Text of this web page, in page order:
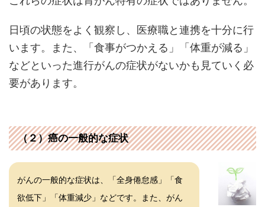
日頃の状態をよく観察し、医療職と連携を十分に行
います。また、「食事がつかえる」「体重が減る」
などといった進行がんの症状がないかも見ていく必
要があります。
（２）癌の一般的な症状
がんの一般的な症状は、「全身倦怠感」「食
欲低下」「体重減少」などです。また、がん